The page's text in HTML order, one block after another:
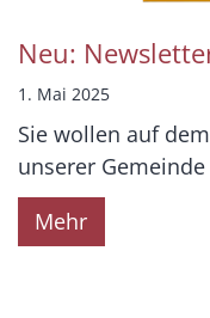
Neu:
1. Mai 2025
Sie wollen auf
unserer
Mehr